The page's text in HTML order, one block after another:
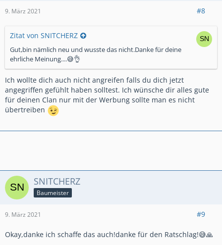
9. März 2021 #8
Zitat von SNITCHERZ
Gut,bin nämlich neu und wusste das nicht.Danke für deine
ehrliche Meinung....😅👌
Ich wollte dich auch nicht angreifen falls du dich jetzt
angegriffen gefühlt haben solltest. Ich wünsche dir alles gute
für deinen Clan nur mit der Werbung sollte man es nicht
übertreiben
SNITCHERZ
Baumeister
9. März 2021 #9
Okay,danke ich schaffe das auch!danke für den Ratschlag!😅🙏